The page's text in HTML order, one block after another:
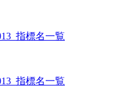
指標名一覧
指標名一覧